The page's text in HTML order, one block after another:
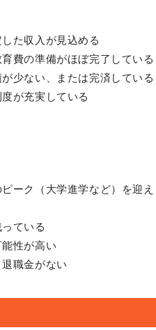
た収入が見込める
費の準備がほぼ完了している
少ない、または完済している
が充実している
ーク（大学進学など）を迎え
ている
性が高い
職金がない